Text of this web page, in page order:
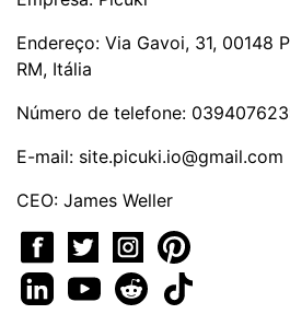
Endereço: Via Gavoi, 31, 00148
RM, Itália
Número de telefone:
E-mail: site.picuki.io@gmail.com
CEO: James Weller